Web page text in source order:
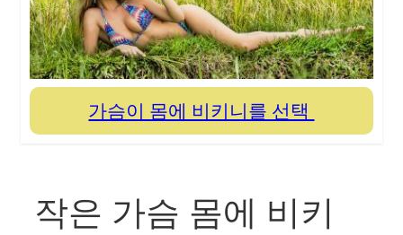
가슴이 몸에 비키니를 선택
작은 가슴 몸에 비키